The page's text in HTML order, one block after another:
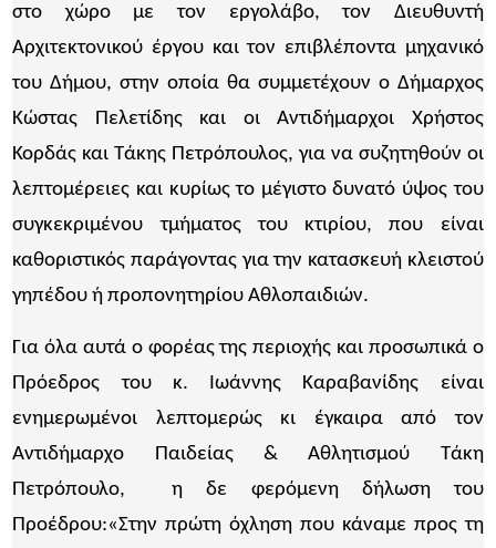
στο χώρο με τον εργολάβο, τον Διευθυντή
Αρχιτεκτονικού έργου και τον επιβλέποντα μηχανικό
του Δήμου, στην οποία θα συμμετέχουν ο Δήμαρχος
Κώστας Πελετίδης και οι Αντιδήμαρχοι Χρήστος
Κορδάς και Τάκης Πετρόπουλος, για να συζητηθούν οι
λεπτομέρειες και κυρίως το μέγιστο δυνατό ύψος του
συγκεκριμένου τμήματος του κτιρίου, που είναι
καθοριστικός παράγοντας για την κατασκευή κλειστού
γηπέδου ή προπονητηρίου Αθλοπαιδιών.
Για όλα αυτά ο φορέας της περιοχής και προσωπικά ο
Πρόεδρος του κ. Ιωάννης Καραβανίδης είναι
ενημερωμένοι λεπτομερώς κι έγκαιρα από τον
Αντιδήμαρχο Παιδείας & Αθλητισμού Τάκη
Πετρόπουλο, η δε φερόμενη δήλωση του
Προέδρου:«Στην πρώτη όχληση που κάναμε προς τη